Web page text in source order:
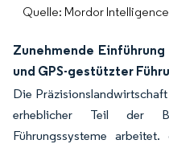
Quelle: Mordor Intelligence
Zunehmende
und GPS-gestützter
Die
erheblicher Teil der
Führungssysteme